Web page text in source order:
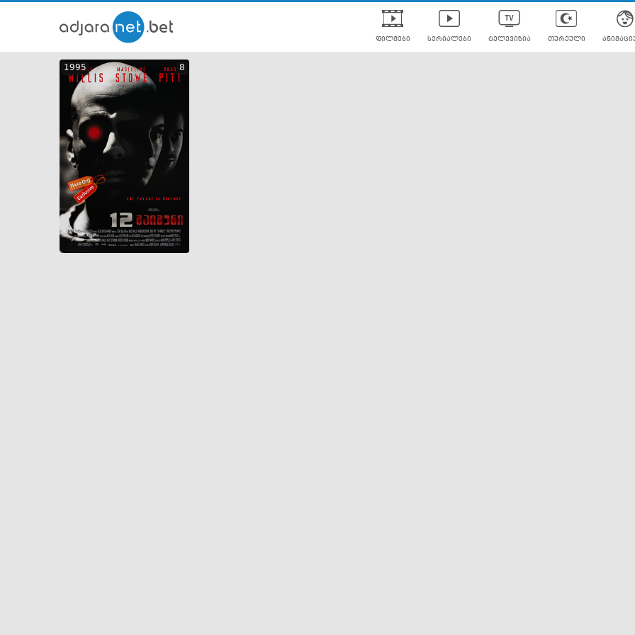
ფილმები სერიალები ტელევიზია თურქული
1995 8
GEO ENG RUS